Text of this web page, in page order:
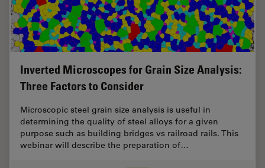
Inverted Microscopes for Grain Size Analysis:
Three Factors to Consider
Microscopic steel grain size analysis is useful in
determining the quality of steel alloys for a given
purpose such as building bridges vs railroad rails. This
webinar will describe the preparation of…